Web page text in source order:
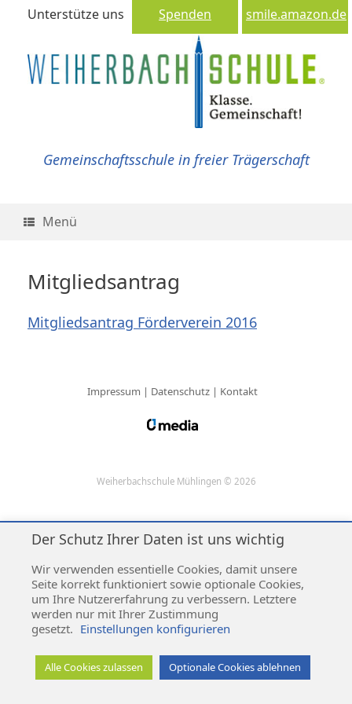
smile.amazon.de
Spenden
Unterstütze uns
Gemeinschaftsschule in freier Trägerschaft
Menü
Mitgliedsantrag
Mitgliedsantrag Förderverein 2016
Impressum | Datenschutz| Kontakt
Weiherbachschule Mühlingen © 2026
Der Schutz Ihrer Daten ist uns wichtig
Wir verwenden essentielle Cookies, damit unsere
Seite korrekt funktioniert sowie optionale Cookies,
um Ihre Nutzererfahrung zu verbessern. Letztere
werden nur mit Ihrer Zustimmung
gesetzt. Einstellungen konfigurieren
Alle Cookies zulassen Optionale Cookies ablehnen